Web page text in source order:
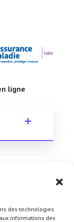
des technologies
informations des
ligne